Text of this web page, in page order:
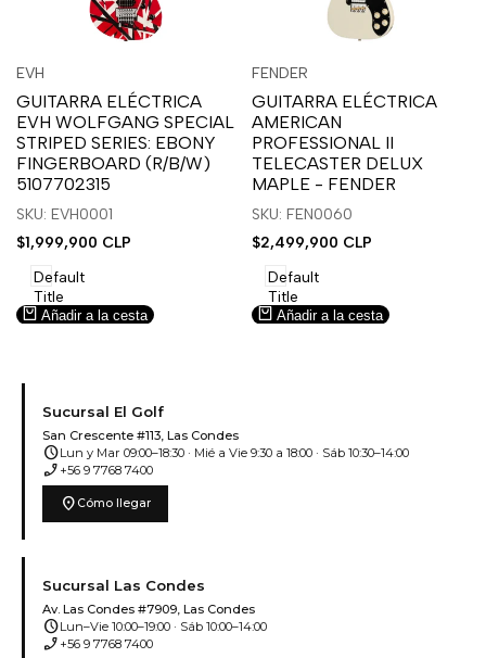
sesión
para
usar
la
lista
deseos.
para
usar
Compare
Proveedor:
EVH
GUITARRA ELÉCTRICA
EVH WOLFGANG SPECIAL
STRIPED SERIES: EBONY
FINGERBOARD (R/B/W)
5107702315
SKU: EVH0001
Precio
venta
$1,999,900 CLP
Default
Title
Añadir a la cesta
sesión
para
usar
la
lista
deseos.
sesión
para
usar
Compare
Vista
Proveedor:
FENDER
GUITARRA ELÉCTRICA
AMERICAN
PROFESSIONAL II
TELECASTER DELUX
MAPLE - FENDER
SKU: FEN0060
Precio
venta
$2,499,900 CLP
Default
Title
Añadir a la cesta
Sucursal El Golf
San Crescente #113, Las Condes
scheduleLun y Mar 09:00–18:30 · Mié a Vie 9:30 a 18:00 · Sáb 10:30–14:00
phone_enabled +56 9 7768 7400
location_on Cómo llegar
Sucursal Las Condes
Av. Las Condes #7909, Las Condes
scheduleLun–Vie 10:00–19:00 · Sáb 10:00–14:00
phone_enabled +56 9 7768 7400